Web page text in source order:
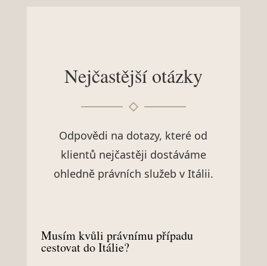
Nejčastější otázky
Odpovědi na dotazy, které od
klientů nejčastěji dostáváme
ohledně právních služeb v Itálii.
Musím kvůli právnímu případu
cestovat do Itálie?